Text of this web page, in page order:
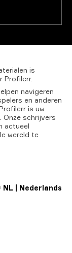
is
Profilerr.
navigeren
en anderen
is uw
schrijvers
actueel
wereld te
NL Nederlands